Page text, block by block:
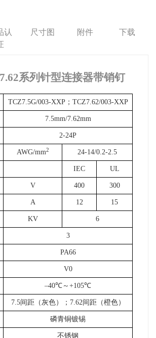
认
尺寸图 附件 下载
系列针型连接器带销钉
TCZ7.5G/003-XXP；TCZ7.62/003-XXP
7.5mm/7.62mm
2-24P
AWG/mm2 24-14/0.2-2.5
IEC UL
V 400 300
A 12 15
KV 6
3
PA66
V0
–40℃～+105℃
7.5间距（灰色）；7.62间距（橙色）
磷青铜镀锡
不锈钢